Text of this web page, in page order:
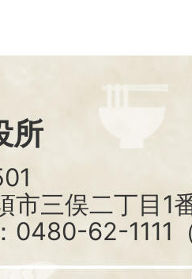
所
市三俣二丁目1
0480-62-1111